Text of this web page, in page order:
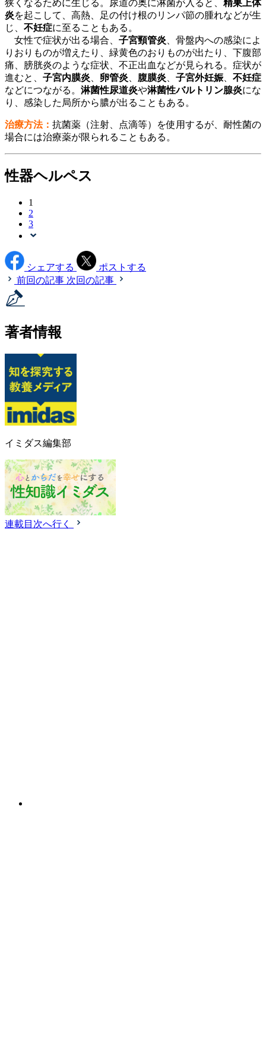
狭くなるために生じる。尿道の奥に淋菌が入ると、 精巣上体
炎を起こして、高熱、足の付け根のリンパ節の腫れなどが生
じ、 不妊症に至ることもある。
女性で症状が出る場合、 子宮頸管炎 、骨盤内への感染によ
りおりものが増えたり、緑黄色のおりものが出たり、下腹部
痛、膀胱炎のような症状、不正出血などが見られる。症状が
進むと、 子宮内膜炎 卵管炎 腹膜炎 子宮外妊娠、 不妊症
などにつながる。 淋菌性尿道炎や淋菌性バルトリン腺炎にな
り、感染した局所から膿が出ることもある。
治療方法： 抗菌薬（注射、点滴等）を使用するが、耐性菌の
場合には治療薬が限られることもある。
性器ヘルペス
1
2
3
シェアする
ポストする
前回の記事 次回の記事
著者情報
イミダス編集部
連載目次へ行く